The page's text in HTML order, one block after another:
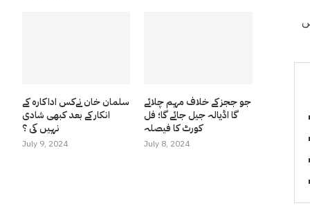
جس
سلمان خان نےکس اداکارہ کے
انکار کے بعد کبھی شادی
نہیں کی ؟
July 9, 2024
جو ججز کے خلاف مہم چلائے
گا اڈیالہ جیل جائے گا؛ فل
کورٹ کا فیصلہ
July 8, 2024